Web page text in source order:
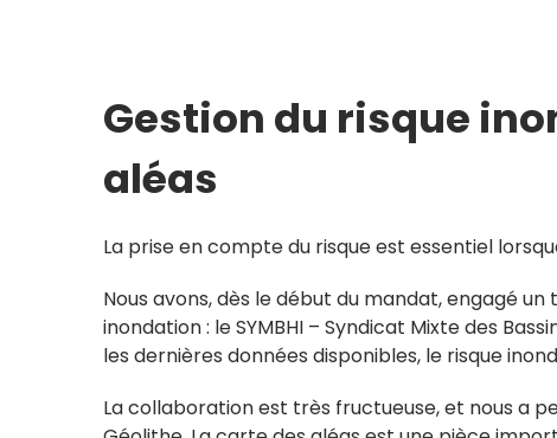
Gestion du risque
aléas
La prise en compte du risque est essentiel
Nous avons, dès le début du mandat, engagé
inondation : le SYMBHI – Syndicat Mixte des
les dernières données disponibles, le risque
La collaboration est très fructueuse, et nous a